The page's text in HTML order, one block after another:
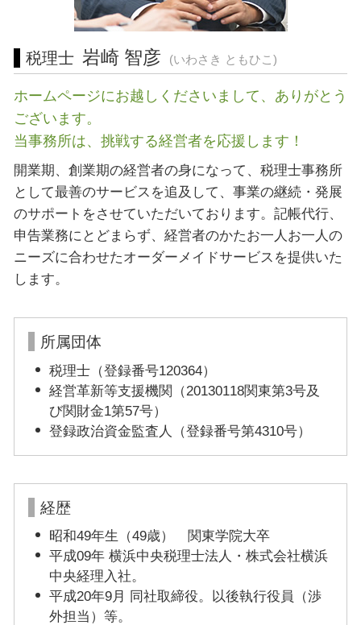
税務相談 相模原市 相談
税務相談 静岡県 相談
税理士 岩崎 智彦 (いわさき ともひこ)
ホームページにお越しくださいまして、ありがとう
ございます。
当事務所は、挑戦する経営者を応援します！
開業期、創業期の経営者の身になって、税理士事務所
として最善のサービスを追及して、事業の継続・発展
のサポートをさせていただいております。記帳代行、
申告業務にとどまらず、経営者のかたお一人お一人の
ニーズに合わせたオーダーメイドサービスを提供いた
します。
所属団体
税理士（登録番号120364）
経営革新等支援機関（20130118関東第3号及
び関財金1第57号）
登録政治資金監査人（登録番号第4310号）
経歴
昭和49年生（49歳） 関東学院大卒
平成09年 横浜中央税理士法人・株式会社横浜
中央経理入社。
平成20年9月 同社取締役。以後執行役員（渉
外担当）等。